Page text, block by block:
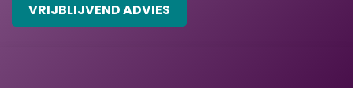
VRIJBLIJVEND ADVIES